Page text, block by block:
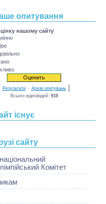
опитування
нашому сайту
Результати· Архів опитувань]
Всього відповідей: 910
існує
сайту
Комітет